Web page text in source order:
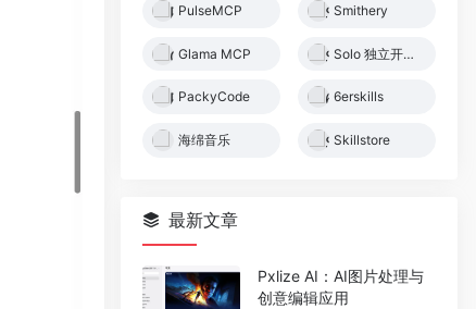
PulseMCP Smithery
Glama MCP Solo 独立开发者社区
PackyCode 6erskills
海绵音乐 Skillstore
最新文章
Pxlize AI：AI图片处理与
创意编辑应用